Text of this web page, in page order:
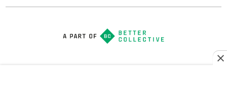
MUNDIAL 2026
Quiñones unió a todo México en la Copa del